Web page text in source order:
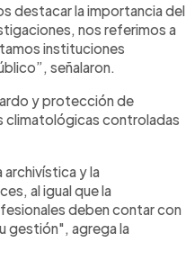
destacar la importancia del
nos referimos a
instituciones
señalaron.
y protección de
climatológicas controladas
y la
al igual que la
deben contar con
gestión", agrega la